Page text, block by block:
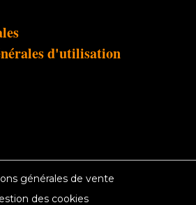
d'utilisation
générales de vente
des cookies